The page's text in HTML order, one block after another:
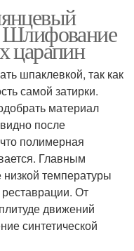
Шлифование
царапин
шпаклевкой, так как
самой затирки.
материал
после
полимерная
Главным
температуры
От
движений
синтетической